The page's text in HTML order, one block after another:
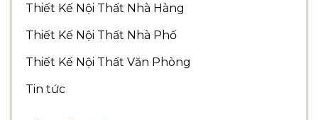
Thiết Kế Nội Thất Nhà Hàng
Thiết Kế Nội Thất Nhà Phố
Thiết Kế Nội Thất Văn Phòng
Tin tức